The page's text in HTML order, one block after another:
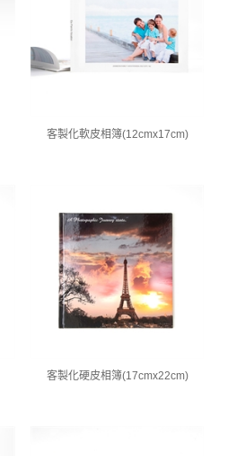
客製化軟皮相簿(12cmx17cm)
客製化硬皮相簿(17cmx22cm)